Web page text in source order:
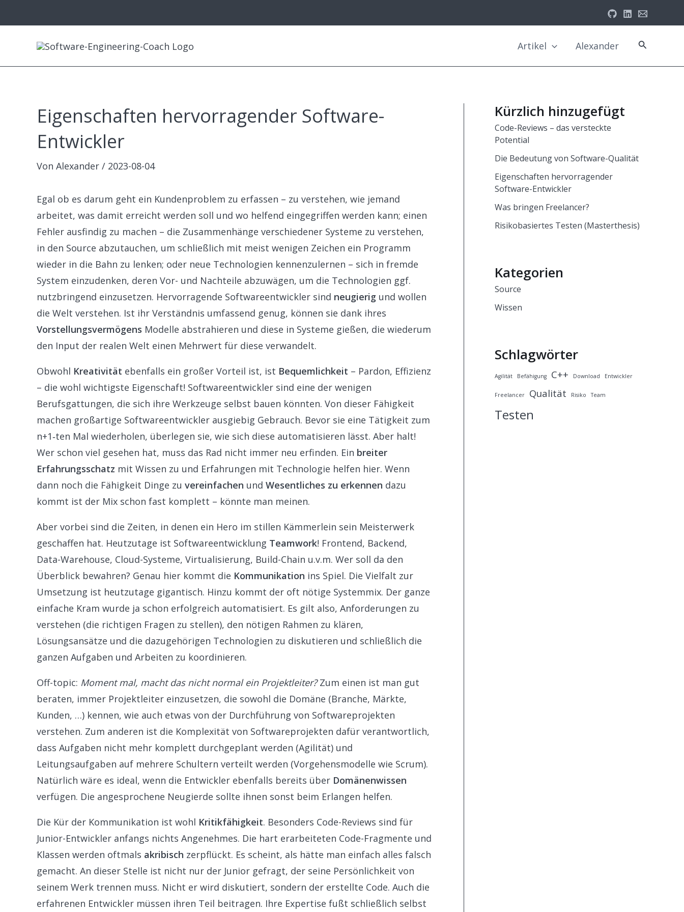
Inhalt
springen
Artikel Alexander Suche
Eigenschaften hervorragender Software-
Entwickler
Von Alexander / 2023-08-04
Egal ob es darum geht ein Kundenproblem zu erfassen – zu verstehen, wie jemand
arbeitet, was damit erreicht werden soll und wo helfend eingegriffen werden kann; einen
Fehler ausfindig zu machen – die Zusammenhänge verschiedener Systeme zu verstehen,
in den Source abzutauchen, um schließlich mit meist wenigen Zeichen ein Programm
wieder in die Bahn zu lenken; oder neue Technologien kennenzulernen – sich in fremde
System einzudenken, deren Vor- und Nachteile abzuwägen, um die Technologien ggf.
nutzbringend einzusetzen. Hervorragende Softwareentwickler sind neugierig und wollen
die Welt verstehen. Ist ihr Verständnis umfassend genug, können sie dank ihres
Vorstellungsvermögens Modelle abstrahieren und diese in Systeme gießen, die wiederum
den Input der realen Welt einen Mehrwert für diese verwandelt.
Obwohl Kreativität ebenfalls ein großer Vorteil ist, ist Bequemlichkeit – Pardon, Effizienz
– die wohl wichtigste Eigenschaft! Softwareentwickler sind eine der wenigen
Berufsgattungen, die sich ihre Werkzeuge selbst bauen könnten. Von dieser Fähigkeit
machen großartige Softwareentwickler ausgiebig Gebrauch. Bevor sie eine Tätigkeit zum
n+1‑ten Mal wiederholen, überlegen sie, wie sich diese automatisieren lässt. Aber halt!
Wer schon viel gesehen hat, muss das Rad nicht immer neu erfinden. Ein breiter
Erfahrungsschatz mit Wissen zu und Erfahrungen mit Technologie helfen hier. Wenn
dann noch die Fähigkeit Dinge zu vereinfachen und Wesentliches zu erkennen dazu
kommt ist der Mix schon fast komplett – könnte man meinen.
Aber vorbei sind die Zeiten, in denen ein Hero im stillen Kämmerlein sein Meisterwerk
geschaffen hat. Heutzutage ist Softwareentwicklung Teamwork! Frontend, Backend,
Data-Warehouse, Cloud-Systeme, Virtualisierung, Build-Chain u.v.m. Wer soll da den
Überblick bewahren? Genau hier kommt die Kommunikation ins Spiel. Die Vielfalt zur
Umsetzung ist heutzutage gigantisch. Hinzu kommt der oft nötige Systemmix. Der ganze
einfache Kram wurde ja schon erfolgreich automatisiert. Es gilt also, Anforderungen zu
verstehen (die richtigen Fragen zu stellen), den nötigen Rahmen zu klären,
Lösungsansätze und die dazugehörigen Technologien zu diskutieren und schließlich die
ganzen Aufgaben und Arbeiten zu koordinieren.
Off-topic: Moment mal, macht das nicht normal ein Projektleiter?Zum einen ist man gut
beraten, immer Projektleiter einzusetzen, die sowohl die Domäne (Branche, Märkte,
Kunden, …) kennen, wie auch etwas von der Durchführung von Softwareprojekten
verstehen. Zum anderen ist die Komplexität von Softwareprojekten dafür verantwortlich,
dass Aufgaben nicht mehr komplett durchgeplant werden (Agilität) und
Leitungsaufgaben auf mehrere Schultern verteilt werden (Vorgehensmodelle wie Scrum).
Natürlich wäre es ideal, wenn die Entwickler ebenfalls bereits über Domänenwissen
verfügen. Die angesprochene Neugierde sollte ihnen sonst beim Erlangen helfen.
Die Kür der Kommunikation ist wohl Kritikfähigkeit. Besonders Code-Reviews sind für
Junior-Entwickler anfangs nichts Angenehmes. Die hart erarbeiteten Code-Fragmente und
Klassen werden oftmals akribisch zerpflückt. Es scheint, als hätte man einfach alles falsch
gemacht. An dieser Stelle ist nicht nur der Junior gefragt, der seine Persönlichkeit von
seinem Werk trennen muss. Nicht er wird diskutiert, sondern der erstellte Code. Auch die
erfahrenen Entwickler müssen ihren Teil beitragen. Ihre Expertise fußt schließlich selbst
Kürzlich hinzugefügt
Code-Reviews – das versteckte
Potential
Die Bedeutung von Software-Qualität
Eigenschaften hervorragender
Software-Entwickler
Was bringen Freelancer?
Risikobasiertes Testen (Masterthesis)
Kategorien
Source
Wissen
Schlagwörter
Agilität Befähigung C++ Download Entwickler
Freelancer Qualität Risiko Team
Testen